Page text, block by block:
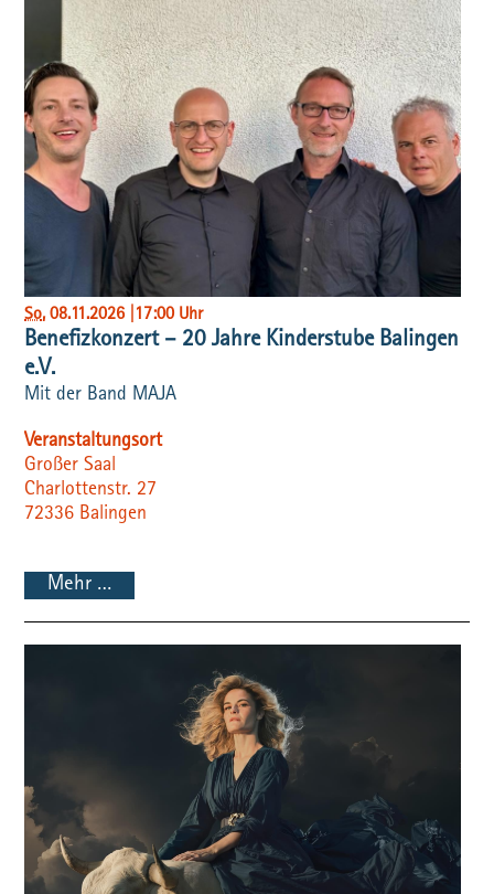
So, 08.11.2026 17:00 Uhr
Benefizkonzert – 20 Jahre Kinderstube Balingen
e.V.
Mit der Band MAJA
Veranstaltungsort
Großer Saal
Charlottenstr. 27
72336 Balingen
Mehr …